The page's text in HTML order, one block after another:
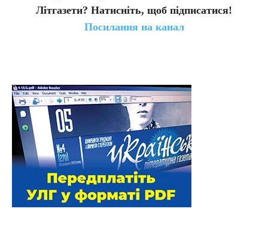
Літгазети? Натисніть, щоб підписатися!
Посилання на канал